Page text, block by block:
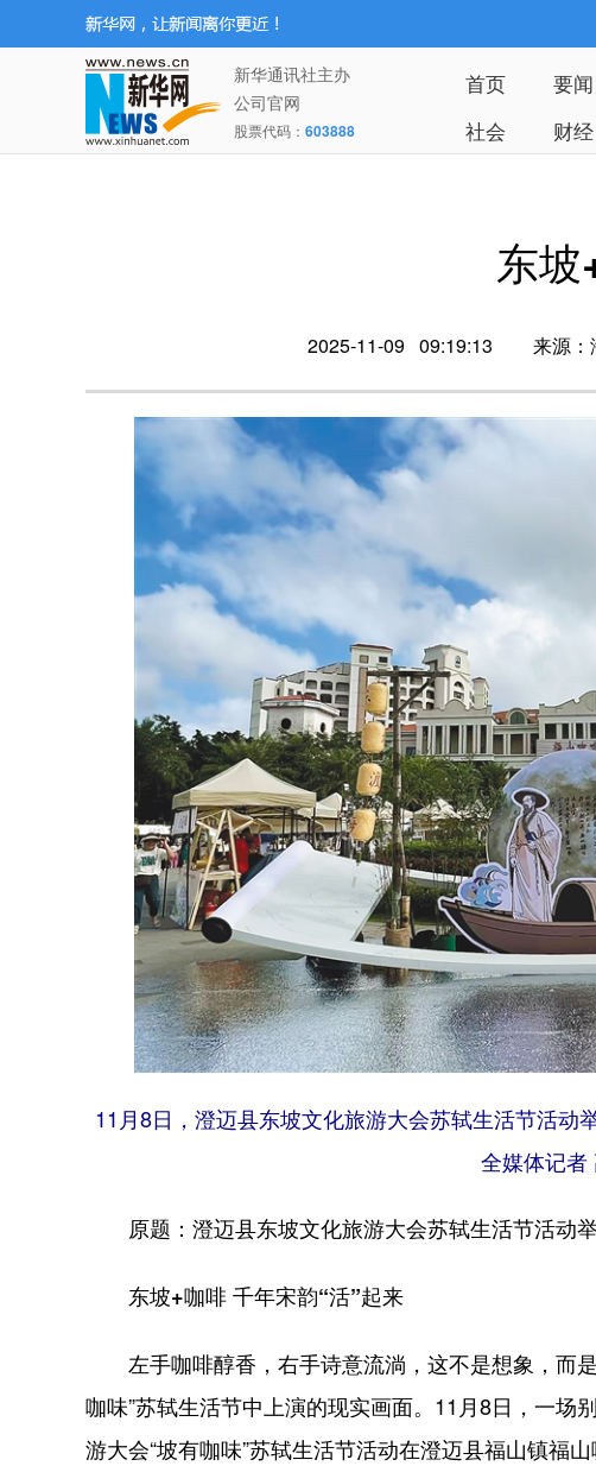
新华通讯社主办
公司官网
股票代码： 603888
首页 要闻
社会
财经
东
2025-11-09 09:19:13 来源：
11月8日，澄迈县东坡文化旅游大会苏轼生活节活
全媒体记者
原题：澄迈县东坡文化旅游大会苏轼生活节活动
东坡+咖啡 千年宋韵“活”起来
左手咖啡醇香，右手诗意流淌，这不是想象，而
咖味”苏轼生活节中上演的现实画面。11月8日，一
游大会“坡有咖味”苏轼生活节活动在澄迈县福山镇福